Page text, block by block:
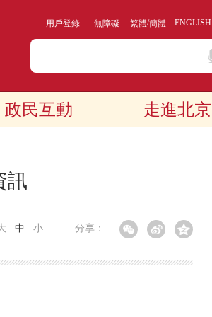
用戶登錄 無障礙 繁體/簡體 ENGLISH
政民互動 走進北京
訊
分享：
中 小